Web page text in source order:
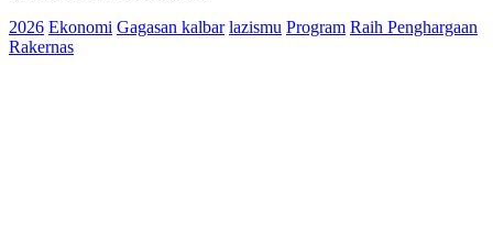
2026 Ekonomi Gagasan kalbar lazismu Program Raih Penghargaan
Rakernas